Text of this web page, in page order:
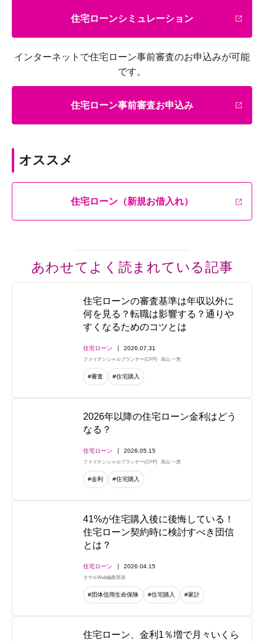
住宅ローンシミュレーション
インターネットで住宅ローン事前審査のお申込みが可能
です。
住宅ローン事前審査お申込み
オススメ
住宅ローン（新規お借入れ）
あわせてよく読まれている記事
住宅ローンの審査基準は年収以外に
何を見る？転職は影響する？通りや
すくなるためのコツとは
住宅ローン 2026.07.31
ファイナンシャルプランナー(CFP) 高山 一恵
#審査 #住宅購入
2026年以降の住宅ローン金利はどう
なる？
住宅ローン 2026.05.15
ファイナンシャルプランナー(CFP) 高山 一恵
#金利 #住宅購入
41%が住宅購入後に後悔している！
住宅ローン契約時に検討すべき団信
とは？
住宅ローン 2026.04.15
タマルWeb編集部員
#団体信用生命保険 #住宅購入 #家計
住宅ローン、金利1％増で月々いくら